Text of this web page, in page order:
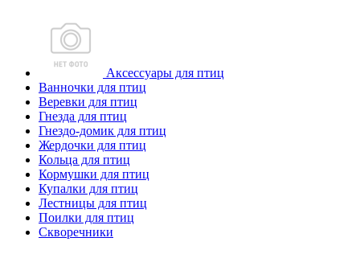
Аксессуары для птиц
Ванночки для птиц
Веревки для птиц
Гнезда для птиц
Гнездо-домик для птиц
Жердочки для птиц
Кольца для птиц
Кормушки для птиц
Купалки для птиц
Лестницы для птиц
Поилки для птиц
Скворечники